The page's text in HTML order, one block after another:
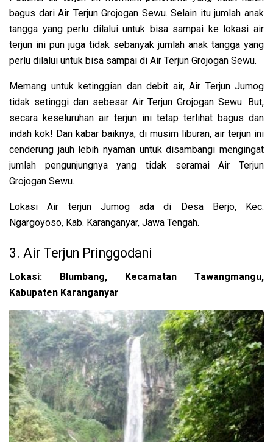
bagus dari Air Terjun Grojogan Sewu. Selain itu jumlah anak
tangga yang perlu dilalui untuk bisa sampai ke lokasi air
terjun ini pun juga tidak sebanyak jumlah anak tangga yang
perlu dilalui untuk bisa sampai di Air Terjun Grojogan Sewu.
Memang untuk ketinggian dan debit air, Air Terjun Jumog
tidak setinggi dan sebesar Air Terjun Grojogan Sewu. But,
secara keseluruhan air terjun ini tetap terlihat bagus dan
indah kok! Dan kabar baiknya, di musim liburan, air terjun ini
cenderung jauh lebih nyaman untuk disambangi mengingat
jumlah pengunjungnya yang tidak seramai Air Terjun
Grojogan Sewu.
Lokasi Air terjun Jumog ada di Desa Berjo, Kec.
Ngargoyoso, Kab. Karanganyar, Jawa Tengah.
3. Air Terjun Pringgodani
Lokasi: Blumbang, Kecamatan Tawangmangu,
Kabupaten Karanganyar